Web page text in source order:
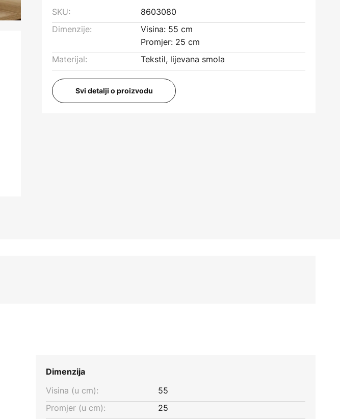
SKU:
8603080
Dimenzije:
Visina: 55 cm
Promjer: 25 cm
Materijal:
Tekstil, lijevana smola
Svi detalji o proizvodu
Dimenzija
Visina (u cm):
55
Promjer (u cm):
25